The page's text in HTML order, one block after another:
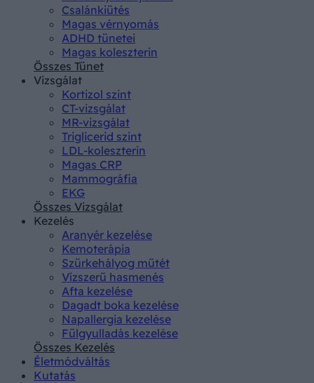
Csalánkiütés
Magas vérnyomás
ADHD tünetei
Magas koleszterin
Összes Tünet
Vizsgálat
Kortizol szint
CT-vizsgálat
MR-vizsgálat
Triglicerid szint
LDL-koleszterin
Magas CRP
Mammográfia
EKG
Összes Vizsgálat
Kezelés
Aranyér kezelése
Kemoterápia
Szürkehályog műtét
Vízszerű hasmenés
Afta kezelése
Dagadt boka kezelése
Napallergia kezelése
Fülgyulladás kezelése
Összes Kezelés
Életmódváltás
Kutatás